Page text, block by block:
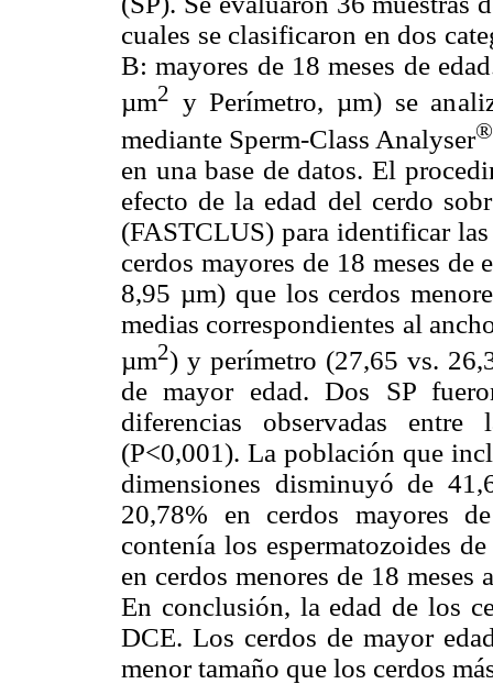
cuales se clasificaron en dos
B: mayores de 18 meses de
µm2 y Perímetro, µm) se
mediante Sperm-Class Analyser®
en una base de datos. El
efecto de la edad del cerdo
(FASTCLUS) para identificar
cerdos mayores de 18 meses
8,95 µm) que los cerdos
medias correspondientes al
µm2) y perímetro (27,65 vs.
de mayor edad. Dos SP
diferencias observadas
(P<0,001). La población que
dimensiones disminuyó de
20,78% en cerdos mayores
contenía los espermatozoides
en cerdos menores de 18 meses
En conclusión, la edad de los
DCE. Los cerdos de mayor
menor tamaño que los cerdos